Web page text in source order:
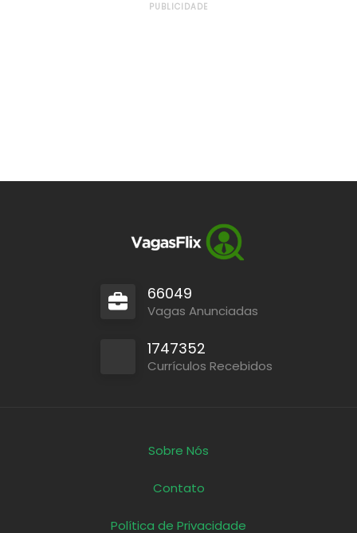
PUBLICIDADE
66049
Vagas Anunciadas
1747352
Currículos Recebidos
Sobre Nós
Contato
Política de Privacidade